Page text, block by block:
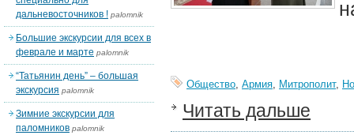
Общество, Армия, Митрополит,
Читать дальше
дальневосточников ! palomnik
Большие экскурсии для всех в
феврале и марте palomnik
“Татьянин день” – большая
экскурсия palomnik
Зимние экскурсии для
паломников palomnik